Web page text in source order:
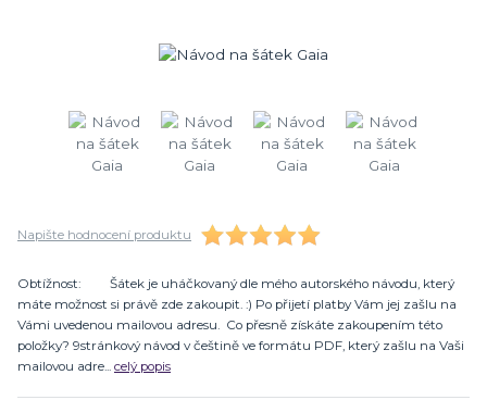
Napište hodnocení produktu
Obtížnost: Šátek je uháčkovaný dle mého autorského návodu, který
máte možnost si právě zde zakoupit. :) Po přijetí platby Vám jej zašlu na
Vámi uvedenou mailovou adresu. Co přesně získáte zakoupením této
položky? 9stránkový návod v češtině ve formátu PDF, který zašlu na Vaši
mailovou adre... celý popis